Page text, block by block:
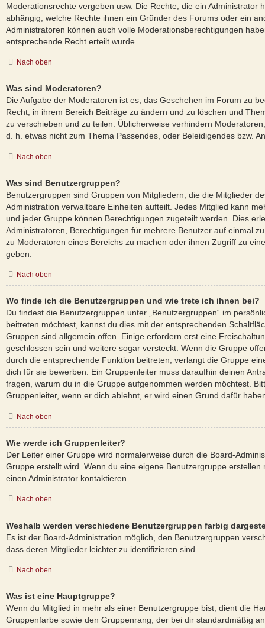
Moderationsrechte vergeben usw. Die Rechte, die ein Administrator
abhängig, welche Rechte ihnen ein Gründer des Forums oder ein
Administratoren können auch volle Moderationsberechtigungen
entsprechende Recht erteilt wurde.
Nach oben
Was sind Moderatoren?
Die Aufgabe der Moderatoren ist es, das Geschehen im Forum zu
Recht, in ihrem Bereich Beiträge zu ändern und zu löschen und
zu verschieben und zu teilen. Üblicherweise verhindern
d. h. etwas nicht zum Thema Passendes, oder Beleidigendes bzw.
Nach oben
Was sind Benutzergruppen?
Benutzergruppen sind Gruppen von Mitgliedern, die die Mitglieder
Administration verwaltbare Einheiten aufteilt. Jedes Mitglied kann
und jeder Gruppe können Berechtigungen zugeteilt werden. Dies
Administratoren, Berechtigungen für mehrere Benutzer auf einmal
zu Moderatoren eines Bereichs zu machen oder ihnen Zugriff zu
geben.
Nach oben
Wo finde ich die Benutzergruppen und wie trete ich ihnen bei?
Du findest die Benutzergruppen unter „Benutzergruppen“ im
beitreten möchtest, kannst du dies mit der entsprechenden
Gruppen sind allgemein offen. Einige erfordern erst eine
geschlossen sein und weitere sogar versteckt. Wenn die Gruppe
durch die entsprechende Funktion beitreten; verlangt die Gruppe
dich für sie bewerben. Ein Gruppenleiter muss daraufhin deinen
fragen, warum du in die Gruppe aufgenommen werden möchtest.
Gruppenleiter, wenn er dich ablehnt, er wird einen Grund dafür
Nach oben
Wie werde ich Gruppenleiter?
Der Leiter einer Gruppe wird normalerweise durch die Board-
Gruppe erstellt wird. Wenn du eine eigene Benutzergruppe erstellen
einen Administrator kontaktieren.
Nach oben
Weshalb werden verschiedene Benutzergruppen farbig
Es ist der Board-Administration möglich, den Benutzergruppen
dass deren Mitglieder leichter zu identifizieren sind.
Nach oben
Was ist eine Hauptgruppe?
Wenn du Mitglied in mehr als einer Benutzergruppe bist, dient die
Gruppenfarbe sowie den Gruppenrang, der bei dir standardmäßig